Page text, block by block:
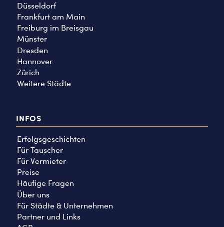
Düsseldorf
Frankfurt am Main
Freiburg im Breisgau
Münster
Dresden
Hannover
Zürich
Weitere Städte
INFOS
Erfolgsgeschichten
Für Tauscher
Für Vermieter
Preise
Häufige Fragen
Über uns
Für Städte & Unternehmen
Partner und Links